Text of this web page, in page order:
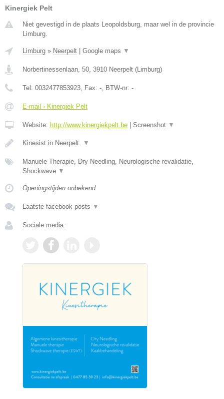
Kinergiek Pelt
Niet gevestigd in de plaats Leopoldsburg, maar wel in de provincie
Limburg.
Limburg » Neerpelt Google maps ▼
Norbertinessenlaan, 50, 3910 Neerpelt (Limburg)
Tel: 0032477853923, Fax: -, BTW-nr: -
E-mail › Kinergiek Pelt
Website: http://www.kinergiekpelt.be Screenshot ▼
Kinesist in Neerpelt. ▼
Manuele Therapie, Dry Needling, Neurologische revalidatie,
Shockwave ▼
Openingstijden onbekend
Laatste facebook posts ▼
Sociale media: